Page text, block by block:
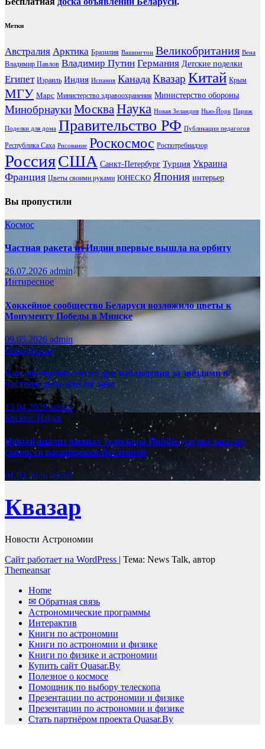
Метки
Австралия Арктика Бразилия Вашингтон Великобритания Вена
Владимир Павлов Владимир Путин Германия Детские поделки
Египет Израиль Индия Испания Канада Квазар Китай Крым
МГУ Марс Министерство здравоохранения Министерство обороны
МинобрнаукиМоскваНаука Новая Зеландия Нью-Йорк Париж
Поделки для дома Правительство РФ Публикации педагогов
Республика Саха Рисование Роскосмос Роспотребнадзор
РоссияСША Санкт-Петербург Турция Украина
Франция Цветы своими руками ЮНЕСКО Япония интерьер
Вы пропустили
Космос
Частная ракета из Индии впервые вышла на орбиту
26.07.2026 admin
Интиресное
Хоккейное сообщество Беларуси возложило цветы к
Монументу Победы в Минске
09.05.2026 admin
Интиресное
Как обустроить место для наблюдения за звёздами в
частном доме или на даче
13.04.2026admin
Космос Наука
Новый анализ данных телескопа Hubble усилил загадку
скорости расширения Вселенной
01.03.2026admin
Квазар
Новости Астрономии
Сайт работает на WordPress | Тема: News Talk, автор
Themeansar
Home
✉ Обратная связь
Астрономические программы
Интерактив
Книги по астрономии
Книги по астрономии и физике
Книги по физике и астрономии
Купить сайт Quasar.By
Полезное о космосе
Помощник по выбору телескопа
Презентации по астрономии и физике
Презентации по астрономии и физике
Стать партнёром проекта Quasar.By